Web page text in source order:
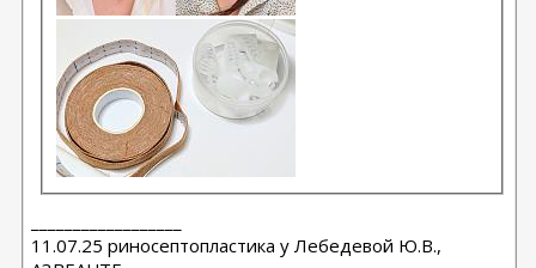
11.07.25 риносептопластика у Лебедевой Ю.В.,